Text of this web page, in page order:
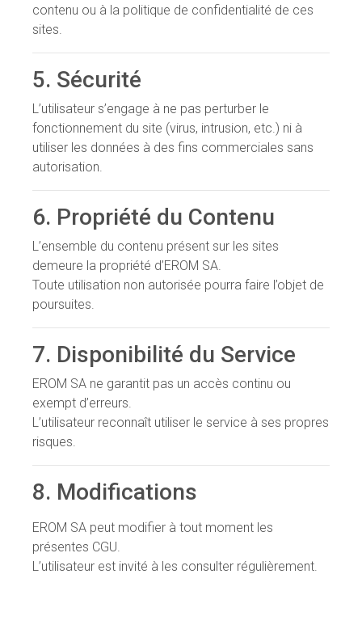
contenu ou à la politique de confidentialité de ces
sites.
5. Sécurité
L’utilisateur s’engage à ne pas perturber le
fonctionnement du site (virus, intrusion, etc.) ni à
utiliser les données à des fins commerciales sans
autorisation.
6. Propriété du Contenu
L’ensemble du contenu présent sur les sites
demeure la propriété d’EROM SA.
Toute utilisation non autorisée pourra faire l’objet de
poursuites.
7. Disponibilité du Service
EROM SA ne garantit pas un accès continu ou
exempt d’erreurs.
L’utilisateur reconnaît utiliser le service à ses propres
risques.
8. Modifications
EROM SA peut modifier à tout moment les
présentes CGU.
L’utilisateur est invité à les consulter régulièrement.